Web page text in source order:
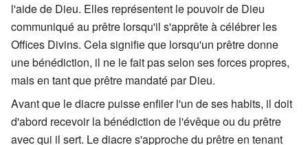
l'aide de Dieu. Elles représentent le pouvoir de Dieu
communiqué au prêtre lorsqu'il s'apprête à célébrer les
Offices Divins. Cela signifie que lorsqu'un prêtre donne
une bénédiction, il ne le fait pas selon ses forces propres,
mais en tant que prêtre mandaté par Dieu.
Avant que le diacre puisse enfiler l'un de ses habits, il doit
d'abord recevoir la bénédiction de l'évêque ou du prêtre
avec qui il sert. Le diacre s'approche du prêtre en tenant